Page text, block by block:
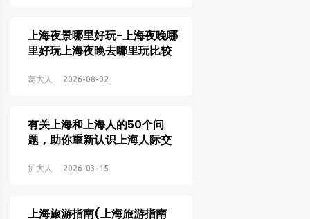
上海夜景哪里好玩-上海夜晚哪
里好玩上海夜晚去哪里玩比较
葛大人 2026-08-02
有关上海和上海人的50个问
题，助你重新认识上海人际交
扩大人 2026-03-15
上海旅游指南(上海旅游指南